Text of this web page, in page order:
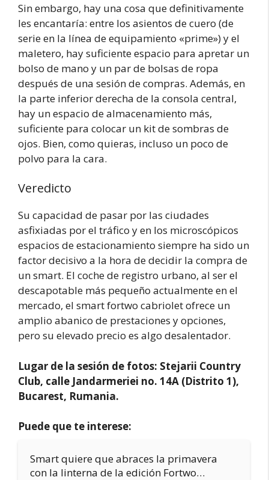
Sin embargo, hay una cosa que definitivamente
les encantaría: entre los asientos de cuero (de
serie en la línea de equipamiento «prime») y el
maletero, hay suficiente espacio para apretar un
bolso de mano y un par de bolsas de ropa
después de una sesión de compras. Además, en
la parte inferior derecha de la consola central,
hay un espacio de almacenamiento más,
suficiente para colocar un kit de sombras de
ojos. Bien, como quieras, incluso un poco de
polvo para la cara.
Veredicto
Su capacidad de pasar por las ciudades
asfixiadas por el tráfico y en los microscópicos
espacios de estacionamiento siempre ha sido un
factor decisivo a la hora de decidir la compra de
un smart. El coche de registro urbano, al ser el
descapotable más pequeño actualmente en el
mercado, el smart fortwo cabriolet ofrece un
amplio abanico de prestaciones y opciones,
pero su elevado precio es algo desalentador.
Lugar de la sesión de fotos: Stejarii Country
Club, calle Jandarmeriei no. 14A (Distrito 1),
Bucarest, Rumania.
Puede que te interese:
Smart quiere que abraces la primavera
con la linterna de la edición Fortwo…